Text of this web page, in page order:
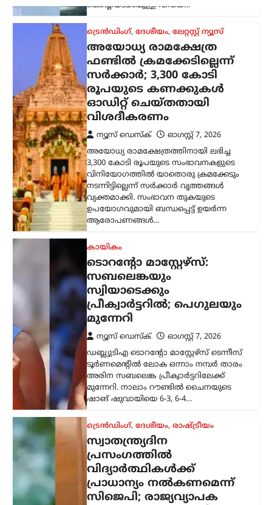
ഉപയോഗവുമായി ബന്ധപ്പെട്ട് ഉയർന്ന
കായികം
ടൊറന്റോ മാസ്റ്റേഴ്സ്:
സബലെങ്കയും
സ്വിയാടെക്കും
പ്രീക്വാർട്ടറിൽ; പെഗുലയും
മുന്നേറി
ന്യൂസ് ഡെസ്ക്
ഓഗസ്റ്റ്‌ 7, 2026
ഡബ്ല്യുടിഎ ടൊറന്റോ മാസ്റ്റേഴ്സ് ടെന്നീസ്
ടൂർണമെന്റിൽ ലോക ഒന്നാം നമ്പർ താരം
അരിന സബലെങ്ക പ്രീക്വാർട്ടറിലേക്ക്
മുന്നേറി. നാലാം റൗണ്ടിൽ ചൈനയുടെ
ഷാങ് ഷുവായിയെ 6-3, 6-4…
ട്രെൻഡിംഗ്,ദേശീയം
സ്വാതന്ത്ര്യദിന
പ്രസംഗത്തിൽ
വിദ്യാർത്ഥികൾക്ക്
പ്രാധാന്യം നൽകണമെന്ന്
സിജെപി; രാജ്യവ്യാപക
ക്യാമ്പെയ്ൻ പ്രഖ്യാപിച്ചു
ന്യൂസ് ഡെസ്ക്
വരുന്ന സ്വാതന്ത്ര്യദിനത്തിൽ പ്രധാനമന്ത്രി
നരേന്ദ്ര മോദി വിദ്യാർത്ഥികളെയും
യുവജനങ്ങളെയും പ്രത്യേകമായി
അഭിസംബോധന ചെയ്യണമെന്നും
രാജ്യത്തിന്റെ ഭാവിയുമായി ബന്ധപ്പെട്ട
വികസന നയങ്ങൾ
ജനതാ പാർട്ടി (സിജെപി)…
കേരളം ലേറ്റസ്റ്റ് ന്യൂസ്
അര്‍ജുന്‍ ആയങ്കിക്കായി
വ്യാപക തിരച്ചില്‍;
വേഗത്തില്‍ പിടികൂടാന്‍